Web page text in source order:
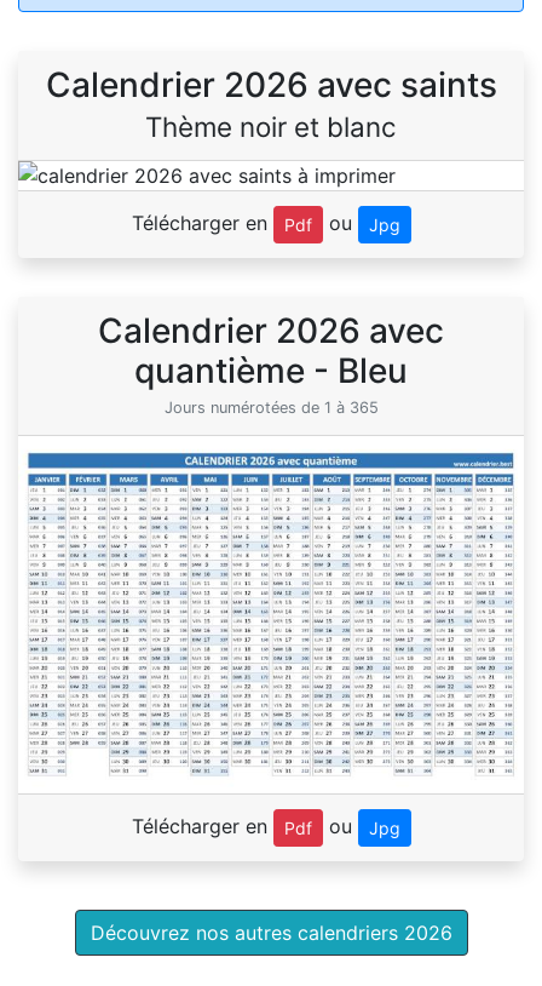
Calendrier 2026 avec saints
Thème noir et blanc
Télécharger en Pdf ou Jpg
Calendrier 2026 avec
quantième - Bleu
Jours numérotées de 1 à 365
Télécharger en Pdf ou Jpg
Découvrez nos autres calendriers 2026